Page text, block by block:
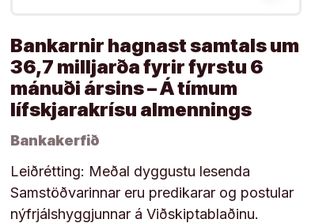
Bankarnir hagnast samtals um
36,7 milljarða fyrir fyrstu 6
mánuði ársins – Á tímum
lífskjarakrísu almennings
Bankakerfið
Leiðrétting: Meðal dyggustu lesenda
Samstöðvarinnar eru predikarar og postular
nýfrjálshyggjunnar á Viðskiptablaðinu.